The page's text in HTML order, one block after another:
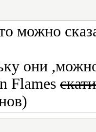
можно
они
Flames